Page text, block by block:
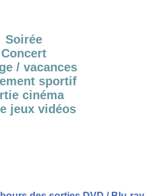
Soirée
Concert
/ vacances
sportif
cinéma
jeux vidéos